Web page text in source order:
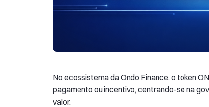
No ecossistema da Ondo Finance, o token
pagamento ou incentivo, centrando-se na
valor.